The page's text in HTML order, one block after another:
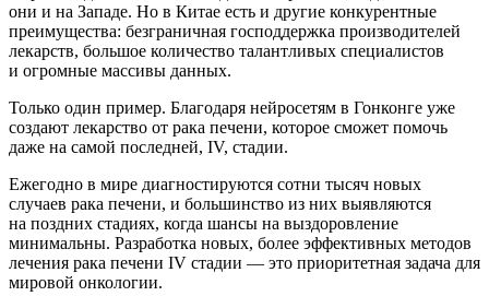
они и на Западе. Но в Китае есть и другие конкурентные
преимущества: безграничная господдержка производителей
лекарств, большое количество талантливых специалистов
и огромные массивы данных.
Только один пример. Благодаря нейросетям в Гонконге уже
создают лекарство от рака печени, которое сможет помочь
даже на самой последней, IV, стадии.
Ежегодно в мире диагностируются сотни тысяч новых
случаев рака печени, и большинство из них выявляются
на поздних стадиях, когда шансы на выздоровление
минимальны. Разработка новых, более эффективных методов
лечения рака печени IV стадии — это приоритетная задача для
мировой онкологии.